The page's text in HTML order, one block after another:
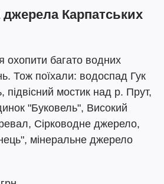
Карпатських
охопити багато водних
Тож поїхали: водоспад Гук
мостик над р. Прут,
"Буковель", Високий
Сірководне джерело,
мінеральне джерело